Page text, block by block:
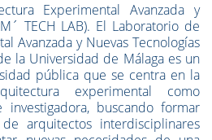
Experimental Avanzada y
TECH LAB). El Laboratorio de
Avanzada y Nuevas Tecnologías
la Universidad de Málaga es un
pública que se centra en la
experimental como
buscando formar
arquitectos interdisciplinares